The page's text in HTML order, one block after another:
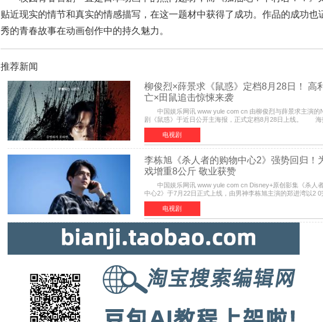
贴近现实的情节和真实的情感描写，在这一题材中获得了成功。作品的成功也
秀的青春故事在动画创作中的持久魅力。
推荐新闻
柳俊烈×薛景求《鼠惑》定档8月28日！ 高
亡×田鼠追击惊悚来袭
中国娱乐网讯 www yule com cn 由柳俊烈与薛景求主演的
剧《鼠惑》于近日公开主海报，正式定档8月28日上线。 海
俊烈与薛景求背对背站立，各自朝向相反方向，幽暗的色调与
电视剧
李栋旭《杀人者的购物中心2》强势回归！
戏增重8公斤 敬业获赞
中国娱乐网讯 www yule com cn Disney+原创影集《杀人
中心2》于7月22日正式上线，由男神李栋旭主演的郑进湾以2 0
势回归。该剧第一季曾被《纽约时报》评选为全球最佳影集之一
电视剧